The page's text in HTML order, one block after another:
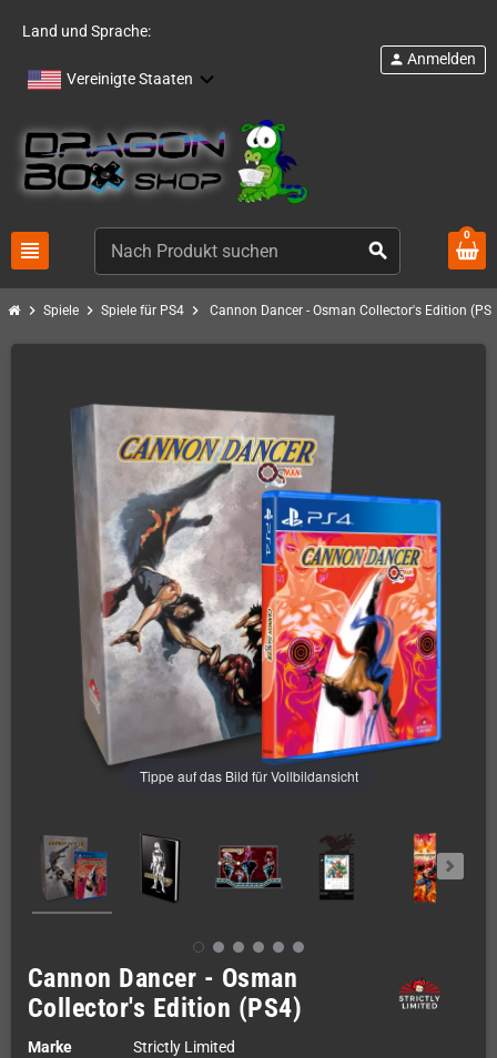
Land und Sprache:
Vereinigte Staaten
view_headline search
person Anmelden
0
chevron_right Spiele chevron_right Spiele für PS4 chevron_right Cannon Dancer - Osman Collector's Edition
Tippe auf das Bild für Vollbildansicht
Cannon Dancer - Osman
Collector's Edition (PS4)
Marke
Strictly Limited